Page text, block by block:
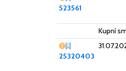
523561
Kupní
Vážný nedostatek
25320403